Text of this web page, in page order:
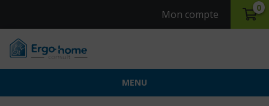
Mon compte
0
MENU